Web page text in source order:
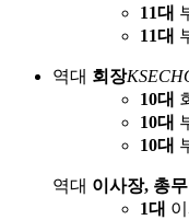
11대
11대
역대 회장
10대
10대
10대
역대 이사장, 총
1대